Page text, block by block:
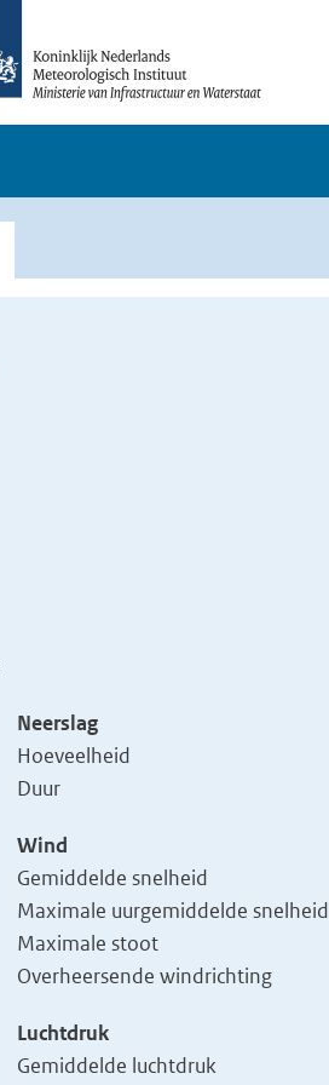
Neerslag
Hoeveelheid
Duur
Wind
Gemiddelde snelheid
Maximale uurgemiddelde snelheid
Maximale stoot
Overheersende windrichting
Luchtdruk
Gemiddelde luchtdruk